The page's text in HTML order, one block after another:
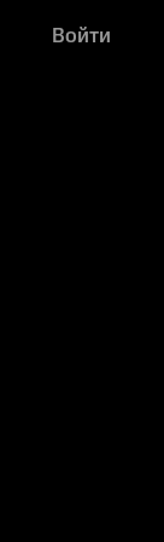
Войти